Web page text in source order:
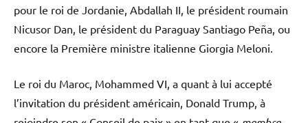
pour le roi de Jordanie, Abdallah II, le président roumain
Nicusor Dan, le président du Paraguay Santiago Peña, ou
encore la Première ministre italienne Giorgia Meloni.
Le roi du Maroc, Mohammed VI, a quant à lui accepté
l’invitation du président américain, Donald Trump, à